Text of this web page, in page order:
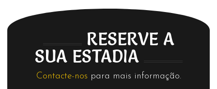
RESERVE A
SUA ESTADIA
Contacte-nos para mais informação.